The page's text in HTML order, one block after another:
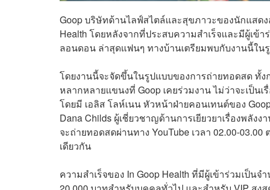
Goop บริษัทด้านไลฟ์สไตล์และสุขภาวะของนักแสด
Health โดยหลังจากที่ประสบความสำเร็จและมีผู้เข้
ลอนดอน ล่าสุดแฟนๆ ทางบ้านเตรียมพบกับงานนี้ใ
โดยงานนี้จะจัดขึ้นในรูปแบบของการถ่ายทอดสด ทั้
หลากหลายแขนงที่ Goop เคยร่วมงาน ไม่ว่าจะเป็
โดยมี เอลิส โลห์เนน หัวหน้าฝ่ายคอนเทนต์ของ
Dana Childs ผู้เชี่ยวชาญด้านการเยียวยาเรื่องพลั
จะถ่ายทอดสดผ่านทาง YouTube เวลา 02.00-
เดียวกัน
ความสำเร็จของ In Goop Health ที่มีผู้เข้าร่วมเป็น